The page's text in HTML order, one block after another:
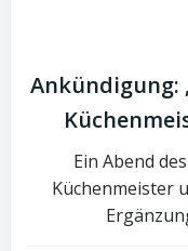
Ankündigung:
Ein Abend
Küchenmeister